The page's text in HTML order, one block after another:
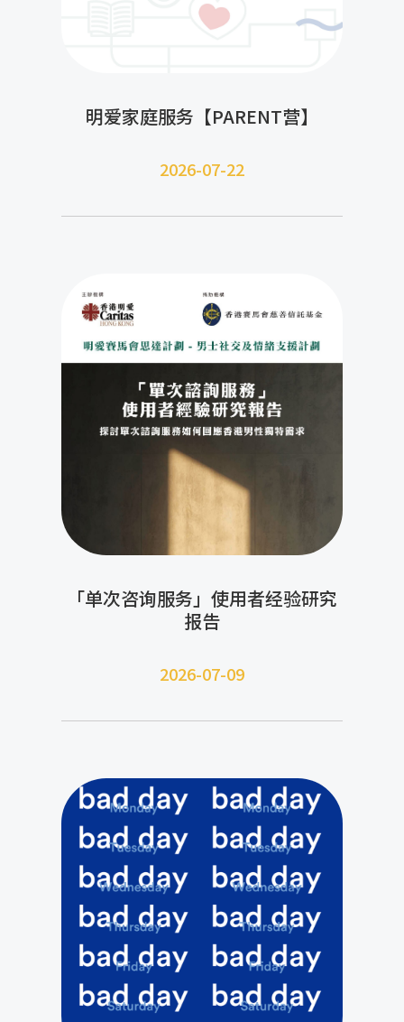
明爱家庭服务【PARENT营】
2026-07-22
「单次咨询服务」使用者经验研究
报告
2026-07-09